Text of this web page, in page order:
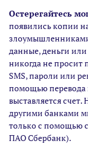
Остерегайтесь
появились копии
данные, деньги
никогда не просит
SMS, пароли или
помощью перевода
выставляется
другими банками
только с помощью
ПАО Сбербанк).